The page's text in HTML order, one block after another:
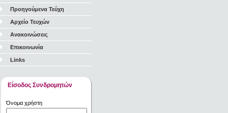
Προηγούμενα Τεύχη
Αρχείο Τευχών
Ανακοινώσεις
Επικοινωνία
Links
Είσοδος Συνδρομητών
Όνομα χρήστη